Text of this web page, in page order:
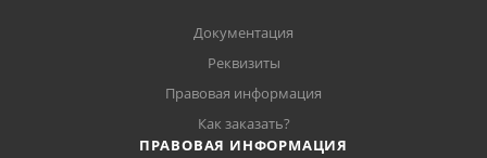
Документация
Реквизиты
Правовая информация
Как заказать?
ПРАВОВАЯ ИНФОРМАЦИЯ